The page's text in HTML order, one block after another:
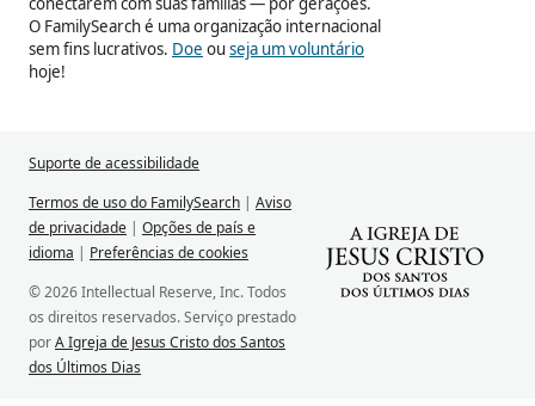
O FamilySearch é uma organização internacional
sem fins lucrativos. Doe ouseja um voluntário
hoje!
Suporte de acessibilidade
Termos de uso do FamilySearch | Aviso
de privacidade | Opções de país e
idioma | Preferências de cookies
© 2026 Intellectual Reserve, Inc. Todos
os direitos reservados. Serviço prestado
porA Igreja de Jesus Cristo dos Santos
dos Últimos Dias